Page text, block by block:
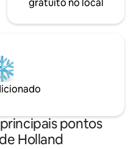
gratuito no local
pontos
Holland